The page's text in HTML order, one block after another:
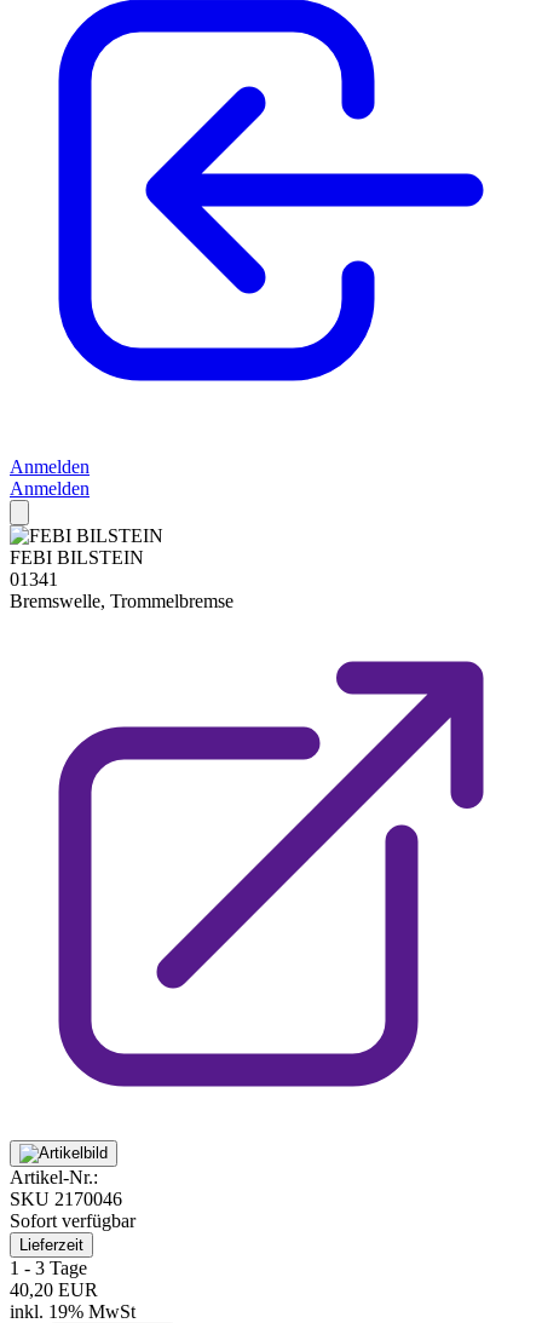
Anmelden
Anmelden
FEBI BILSTEIN
01341
Bremswelle, Trommelbremse
Artikel-Nr.:
SKU 2170046
Sofort verfügbar
Lieferzeit
1 - 3 Tage
40,20 EUR
inkl. 19% MwSt